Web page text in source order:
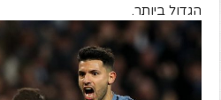
הגדול ביותר.